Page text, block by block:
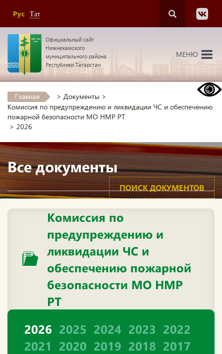
Рус Тат
Официальный сайт
Нижнекамского
муниципального района
Республики Татарстан
МЕНЮ
Главная > Документы >
Комиссия по предупреждению и ликвидации ЧС и обеспечению
пожарной безопасности МО НМР РТ
> 2026
Все документы
ПОИСК ДОКУМЕНТОВ
Комиссия по
предупреждению и
ликвидации ЧС и
обеспечению пожарной
безопасности МО НМР
РТ
2026 2025 2024 2023 2022
2021 2020 2019 2018 2017